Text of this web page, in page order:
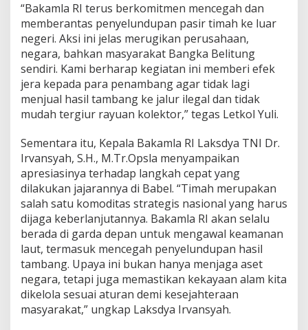
“Bakamla RI terus berkomitmen mencegah dan
memberantas penyelundupan pasir timah ke luar
negeri. Aksi ini jelas merugikan perusahaan,
negara, bahkan masyarakat Bangka Belitung
sendiri. Kami berharap kegiatan ini memberi efek
jera kepada para penambang agar tidak lagi
menjual hasil tambang ke jalur ilegal dan tidak
mudah tergiur rayuan kolektor,” tegas Letkol Yuli.
Sementara itu, Kepala Bakamla RI Laksdya TNI Dr.
Irvansyah, S.H., M.Tr.Opsla menyampaikan
apresiasinya terhadap langkah cepat yang
dilakukan jajarannya di Babel. “Timah merupakan
salah satu komoditas strategis nasional yang harus
dijaga keberlanjutannya. Bakamla RI akan selalu
berada di garda depan untuk mengawal keamanan
laut, termasuk mencegah penyelundupan hasil
tambang. Upaya ini bukan hanya menjaga aset
negara, tetapi juga memastikan kekayaan alam kita
dikelola sesuai aturan demi kesejahteraan
masyarakat,” ungkap Laksdya Irvansyah.